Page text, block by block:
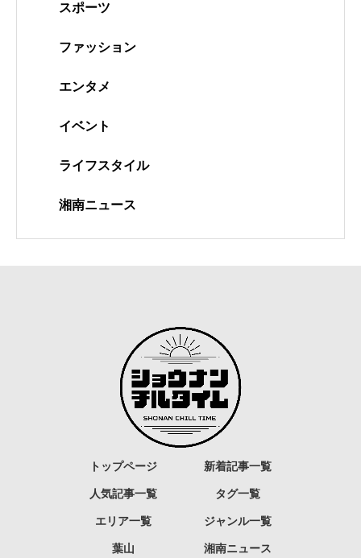
スポーツ
ファッション
エンタメ
イベント
ライフスタイル
湘南ニュース
トップページ 新着記事一覧
人気記事一覧 タグ一覧
エリア一覧
葉山
ジャンル一覧
湘南ニュース